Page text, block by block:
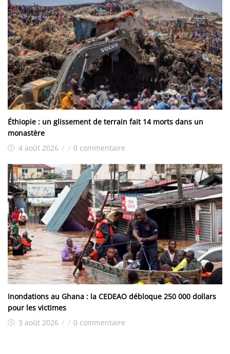
Éthiopie : un glissement de terrain fait 14 morts dans un
monastère
4 août 2026 / / 0 commentaire
Inondations au Ghana : la CEDEAO débloque 250 000 dollars
pour les victimes
3 août 2026 / / 0 commentaire